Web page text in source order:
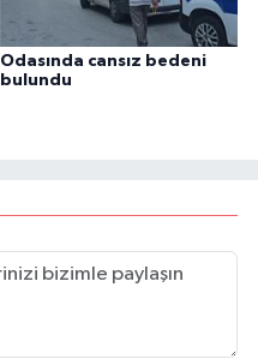
Odasında cansız bedeni
bulundu